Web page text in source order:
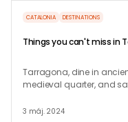
CATALONIA DESTINATIONS
Things you can't miss in
Tarragona, dine in
medieval quarter, and
3 máj. 2024